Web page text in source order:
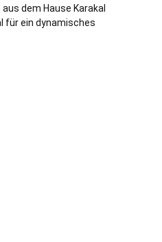
dem Hause Karakal
für ein dynamisches